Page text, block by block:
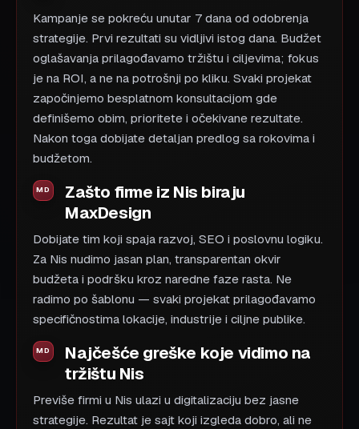
Kampanje se pokreću unutar 7 dana od odobrenja
strategije. Prvi rezultati su vidljivi istog dana. Budžet
oglašavanja prilagođavamo tržištu i ciljevima; fokus
je na ROI, a ne na potrošnji po kliku. Svaki projekat
započinjemo besplatnom konsultacijom gde
definišemo obim, prioritete i očekivane rezultate.
Nakon toga dobijate detaljan predlog sa rokovima i
budžetom.
Zašto firme iz Nis biraju
MaxDesign
Dobijate tim koji spaja razvoj, SEO i poslovnu logiku.
Za Nis nudimo jasan plan, transparentan okvir
budžeta i podršku kroz naredne faze rasta. Ne
radimo po šablonu — svaki projekat prilagođavamo
specifičnostima lokacije, industrije i ciljne publike.
Najčešće greške koje vidimo na
tržištu Nis
Previše firmi u Nis ulazi u digitalizaciju bez jasne
strategije. Rezultat je sajt koji izgleda dobro, ali ne